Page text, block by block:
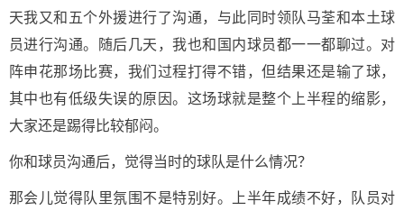
天我又和五个外援进行了沟通，与此同时领队马荃和本土球
员进行沟通。随后几天，我也和国内球员都一一都聊过。对
阵申花那场比赛，我们过程打得不错，但结果还是输了球，
其中也有低级失误的原因。这场球就是整个上半程的缩影，
大家还是踢得比较郁闷。
你和球员沟通后，觉得当时的球队是什么情况？
那会儿觉得队里氛围不是特别好。上半年成绩不好，队员对